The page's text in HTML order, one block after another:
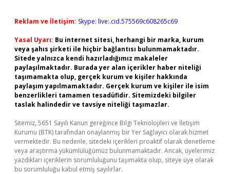
Reklam ve İletişim: Skype: live:.cid.575569c608265c69
Yasal Uyarı: Bu internet sitesi, herhangi bir marka, kurum
veya şahıs şirketi ile hiçbir bağlantısı bulunmamaktadır.
Sitede yalnızca kendi hazırladığımız makaleler
paylaşılmaktadır. Burada yer alan içerikler haber niteliği
taşımamakta olup, gerçek kurum ve kişiler hakkında
paylaşım yapılmamaktadır. Gerçek kurum ve kişiler ile isim
benzerlikleri tamamen tesadüfidir. Sitemizdeki bilgiler
taslak halindedir ve tavsiye niteliği taşımazlar.
Sitemiz, 5651 Sayılı Kanun gereğince Bilgi Teknolojileri ve İletişim
Kurumu (BTK) tarafından onaylanmış bir Yer Sağlayıcı olarak hizmet
vermektedir. Bu nedenle, sitedeki içerikleri proaktif olarak denetleme
veya araştırma yükümlülüğümüz bulunmamaktadır. Ancak, üyelerimiz
yazdıkları içeriklerin sorumluluğunu taşımakta olup, siteye üye olarak
bu sorumluluğu kabul etmiş sayılırlar.